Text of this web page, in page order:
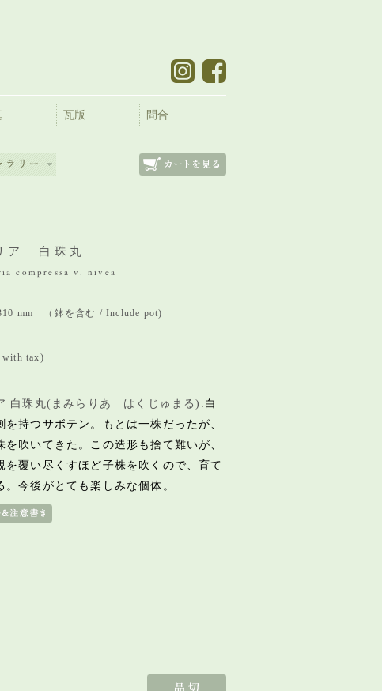
瓦版 問合
ア 白珠丸
compressa v. nivea
mm （鉢を含む / Include pot)
tax)
白珠丸(まみらりあ はくじゅまる): 白
を持つサボテン。もとは一株だったが、
を吹いてきた。この造形も捨て難いが、
を覆い尽くすほど子株を吹くので、育て
。今後がとても楽しみな個体。